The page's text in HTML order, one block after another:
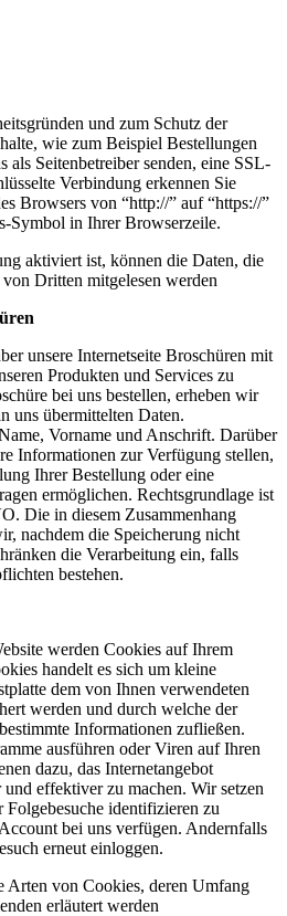
und zum Schutz der
wie zum Beispiel Bestellungen
als Seitenbetreiber senden, eine SSL-
Verbindung erkennen Sie
Browsers von “http://” auf “https://”
Symbol in Ihrer Browserzeile.
aktiviert ist, können die Daten, die
Dritten mitgelesen werden
unsere Internetseite Broschüren mit
Produkten und Services zu
bei uns bestellen, erheben wir
uns übermittelten Daten.
Vorname und Anschrift. Darüber
Informationen zur Verfügung stellen,
Ihrer Bestellung oder eine
ermöglichen. Rechtsgrundlage ist
Die in diesem Zusammenhang
nachdem die Speicherung nicht
die Verarbeitung ein, falls
bestehen.
werden Cookies auf Ihrem
handelt es sich um kleine
dem von Ihnen verwendeten
werden und durch welche der
Informationen zufließen.
ausführen oder Viren auf Ihren
dazu, das Internetangebot
effektiver zu machen. Wir setzen
identifizieren zu
bei uns verfügen. Andernfalls
erneut einloggen.
Arten von Cookies, deren Umfang
erläutert werden